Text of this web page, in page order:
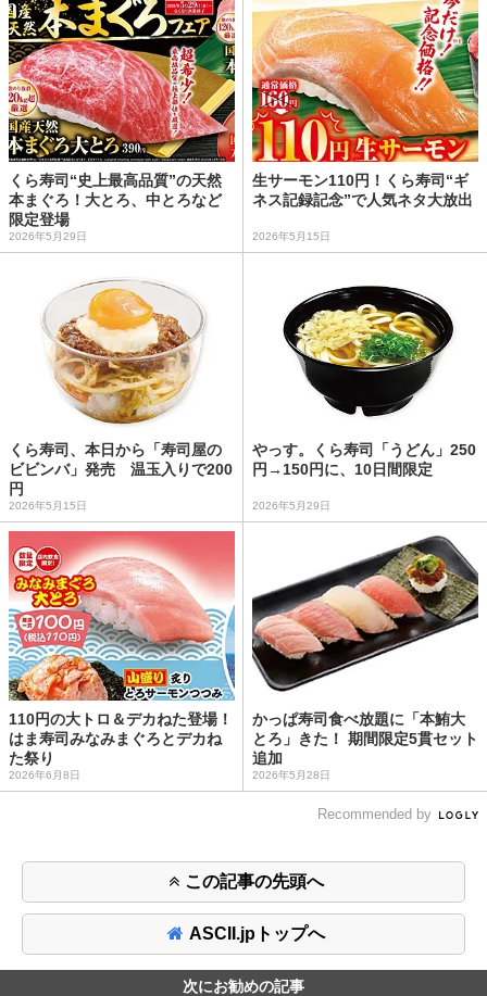
くら寿司“史上最高品質”の天然
本まぐろ！大とろ、中とろなど
限定登場
2026年5月29日
生サーモン110円！くら寿司“ギ
ネス記録記念”で人気ネタ大放出
2026年5月15日
くら寿司、本日から「寿司屋の
ビビンバ」発売 温玉入りで200
円
2026年5月15日
やっす。くら寿司「うどん」250
円→150円に、10日間限定
2026年5月29日
110円の大トロ＆デカねた登場！
はま寿司みなみまぐろとデカね
た祭り
2026年6月8日
かっぱ寿司食べ放題に「本鮪大
とろ」きた！ 期間限定5貫セット
追加
2026年5月28日
Recommended by
この記事の先頭へ
ASCII.jpトップへ
次にお勧めの記事